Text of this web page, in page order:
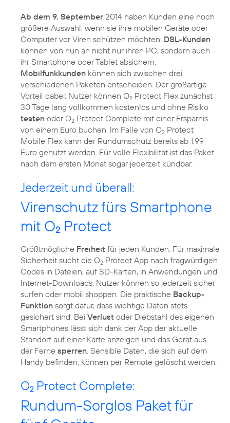
Ab dem 9. September 2014 haben Kunden eine noch
größere Auswahl, wenn sie ihre mobilen Geräte oder
Computer vor Viren schützen möchten: DSL-Kunden
können von nun an nicht nur ihren PC, sondern auch
ihr Smartphone oder Tablet absichern.
Mobilfunkkunden können sich zwischen drei
verschiedenen Paketen entscheiden. Der großartige
Vorteil dabei: Nutzer können O2 Protect Flex zunächst
30 Tage lang vollkommen kostenlos und ohne Risiko
testen oder O2 Protect Complete mit einer Ersparnis
von einem Euro buchen. Im Falle von O2 Protect
Mobile Flex kann der Rundumschutz bereits ab 1,99
Euro genutzt werden. Für volle Flexibilität ist das Paket
nach dem ersten Monat sogar jederzeit kündbar.
Jederzeit und überall:
Virenschutz fürs Smartphone
mit O2 Protect
Größtmögliche Freiheit für jeden Kunden: Für maximale
Sicherheit sucht die O2 Protect App nach fragwürdigen
Codes in Dateien, auf SD-Karten, in Anwendungen und
Internet-Downloads. Nutzer können so jederzeit sicher
surfen oder mobil shoppen. Die praktische Backup-
Funktion sorgt dafür, dass wichtige Daten stets
gesichert sind. Bei Verlust oder Diebstahl des eigenen
Smartphones lässt sich dank der App der aktuelle
Standort auf einer Karte anzeigen und das Gerät aus
der Ferne sperren. Sensible Daten, die sich auf dem
Handy befinden, können per Remote gelöscht werden.
O2 Protect Complete:
Rundum-Sorglos Paket für